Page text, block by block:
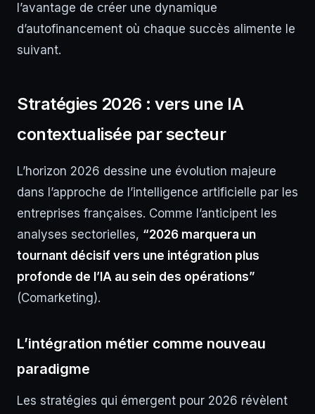
l’avantage de créer une dynamique
d’autofinancement où chaque succès alimente le
suivant.
Stratégies 2026 : vers une IA
contextualisée par secteur
L’horizon 2026 dessine une évolution majeure
dans l’approche de l’intelligence artificielle par les
entreprises françaises. Comme l’anticipent les
analyses sectorielles, “2026 marquera un
tournant décisif vers une intégration plus
profonde de l’IA au sein des opérations”
(Comarketing).
L’intégration métier comme nouveau
paradigme
Les stratégies qui émergent pour 2026 révèlent